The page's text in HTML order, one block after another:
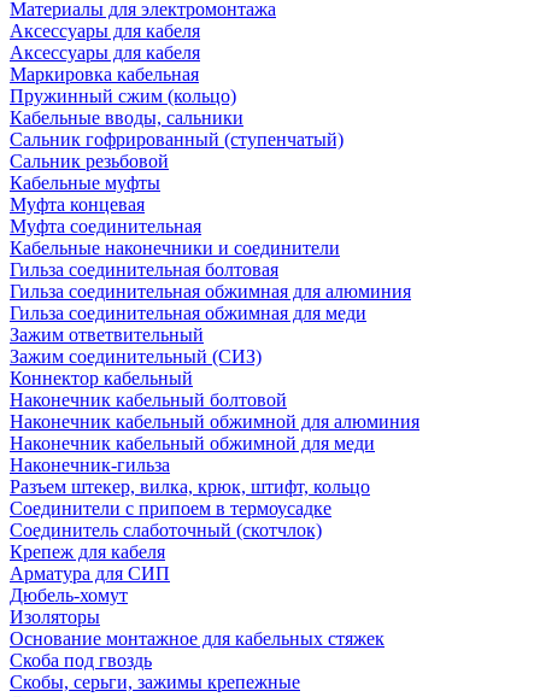
Материалы для электромонтажа
Аксессуары для кабеля
Аксессуары для кабеля
Маркировка кабельная
Пружинный сжим (кольцо)
Кабельные вводы, сальники
Сальник гофрированный (ступенчатый)
Сальник резьбовой
Кабельные муфты
Муфта концевая
Муфта соединительная
Кабельные наконечники и соединители
Гильза соединительная болтовая
Гильза соединительная обжимная для алюминия
Гильза соединительная обжимная для меди
Зажим ответвительный
Зажим соединительный (СИЗ)
Коннектор кабельный
Наконечник кабельный болтовой
Наконечник кабельный обжимной для алюминия
Наконечник кабельный обжимной для меди
Наконечник-гильза
Разъем штекер, вилка, крюк, штифт, кольцо
Соединители с припоем в термоусадке
Соединитель слаботочный (скотчлок)
Крепеж для кабеля
Арматура для СИП
Дюбель-хомут
Изоляторы
Основание монтажное для кабельных стяжек
Скоба под гвоздь
Скобы, серьги, зажимы крепежные